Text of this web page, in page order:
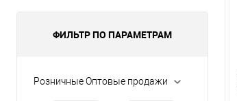
ФИЛЬТР ПО ПАРАМЕТРАМ
Розничные Оптовые продажи